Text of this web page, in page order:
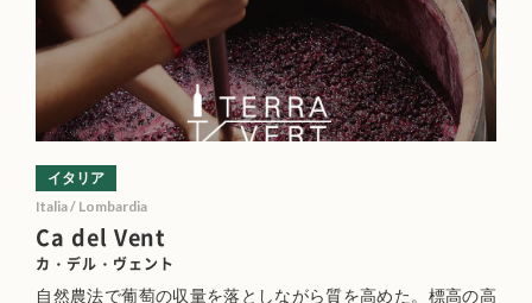
Ca del Vent
カ・デル・ヴェント
イタリア
Italia / Lombardia
自然農法で葡萄の収量を落としながら質を高めた。標高の高